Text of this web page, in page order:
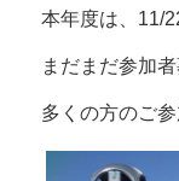
本年度は、11/
まだまだ参加者
多くの方のご